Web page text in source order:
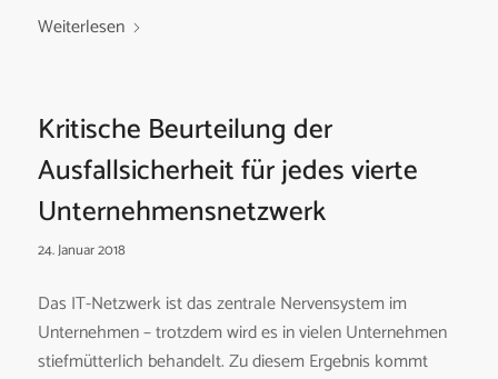
Weiterlesen
Kritische Beurteilung der
Ausfallsicherheit für jedes vierte
Unternehmensnetzwerk
24. Januar 2018
Das IT-Netzwerk ist das zentrale Nervensystem im
Unternehmen – trotzdem wird es in vielen Unternehmen
stiefmütterlich behandelt. Zu diesem Ergebnis kommt